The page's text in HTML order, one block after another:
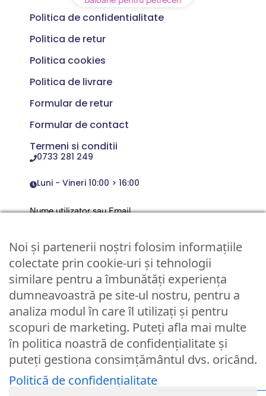
Politica de confidentialitate
Politica de retur
Politica cookies
Politica de livrare
Formular de retur
Formular de contact
Termeni si conditii
0733 281 249
Luni - Vineri 10:00 > 16:00
Nume utilizator sau Email
Parola
Remember Me
Logare
Lost your password?
© Partybaloane.ro - Toate drepturile rezervate. ™
Noi și partenerii noștri folosim informațiile
colectate prin cookie-uri și tehnologii
similare pentru a îmbunătăți experiența
dumneavoastră pe site-ul nostru, pentru a
analiza modul în care îl utilizați și pentru
scopuri de marketing. Puteți afla mai multe
în politica noastră de confidențialitate și
puteți gestiona consimțământul dvs. oricând.
Politică de confidențialitate